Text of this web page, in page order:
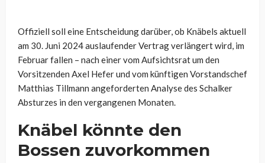
Offiziell soll eine Entscheidung darüber, ob Knäbels aktuell
am 30. Juni 2024 auslaufender Vertrag verlängert wird, im
Februar fallen – nach einer vom Aufsichtsrat um den
Vorsitzenden Axel Hefer und vom künftigen Vorstandschef
Matthias Tillmann angeforderten Analyse des Schalker
Absturzes in den vergangenen Monaten.
Knäbel könnte den
Bossen zuvorkommen